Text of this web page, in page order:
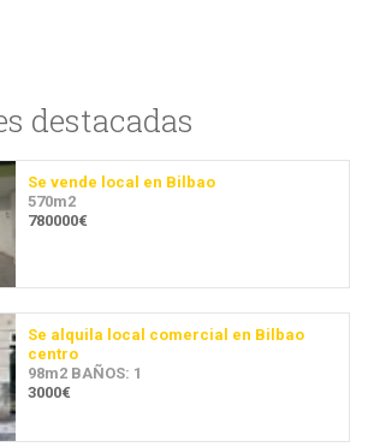
destacadas
Se vende local en Bilbao
570m2
780000€
Se alquila local comercial en Bilbao
centro
98m2 BAÑOS: 1
3000€